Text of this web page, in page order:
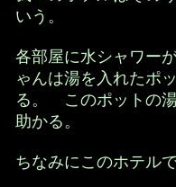
いう。
各部屋に水シャワー
ゃんは湯を入れたポ
る。 このポットの
助かる。
ちなみにこのホテル